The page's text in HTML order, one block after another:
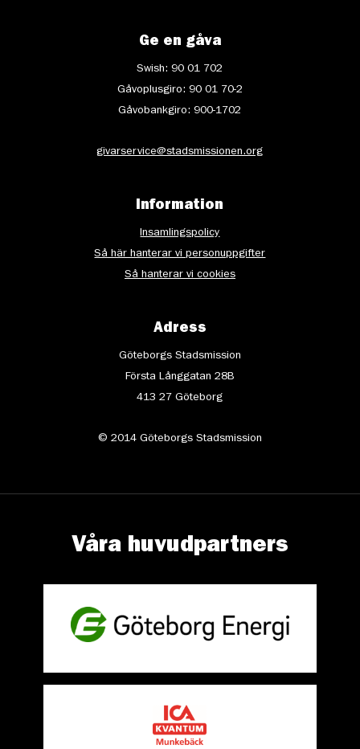
Ge en gåva
Swish: 90 01 702
Gåvoplusgiro: 90 01 70-2
Gåvobankgiro: 900-1702
givarservice@stadsmissionen.org
Information
Insamlingspolicy
Så här hanterar vi personuppgifter
Så hanterar vi cookies
Adress
Göteborgs Stadsmission
Första Långgatan 28B
413 27 Göteborg
© 2014 Göteborgs Stadsmission
Våra huvudpartners